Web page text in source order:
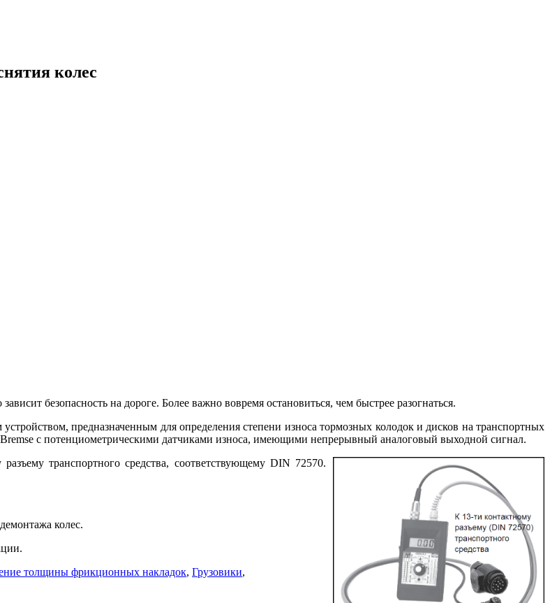
колес
безопасность на дороге. Более важно вовремя остановиться, чем быстрее разогнаться.
предназначенным для определения степени износа тормозных колодок и дисков на транспортных
с потенциометрическими датчиками износа, имеющими непрерывный аналоговый выходной сигнал.
транспортного средства, соответствующему DIN 72570.
колес.
толщины фрикционных накладок, Грузовики,